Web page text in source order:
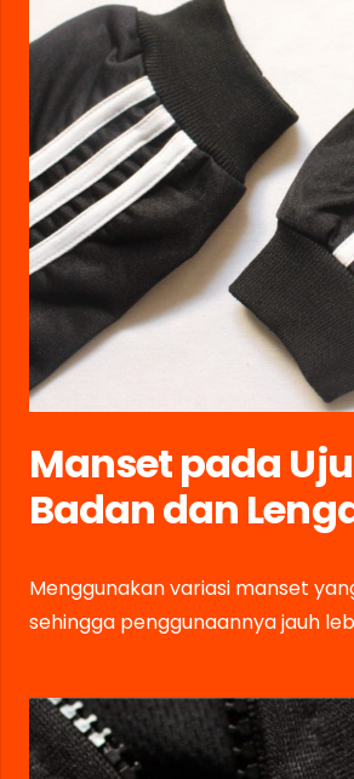
Manset pada
Badan dan
Menggunakan variasi manset
sehingga penggunaannya jauh